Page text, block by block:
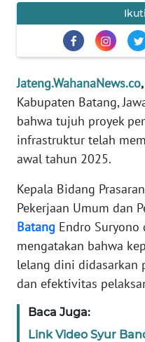
Jateng.WahanaNews.co
Kabupaten Batang,
bahwa tujuh proyek
infrastruktur telah
awal tahun 2025.
Kepala Bidang
Pekerjaan Umum dan
Batang Endro Suryono
mengatakan bahwa
lelang dini didasarkan
dan efektivitas
Baca Juga:
Link Video Syur
INFO
IKLAN
TENTANG
KAMI
PEDOMAN
MEDIA
SIBER
REDAKSI
KARIR
DISCLAIMER